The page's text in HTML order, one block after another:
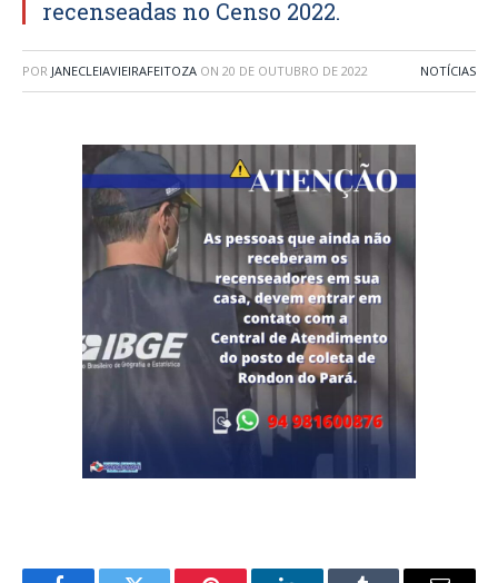
recenseadas no Censo 2022.
POR JANECLEIAVIEIRAFEITOZA ON 20 DE OUTUBRO DE 2022 NOTÍCIAS